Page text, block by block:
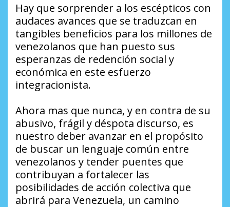
Hay que sorprender a los escépticos con
audaces avances que se traduzcan en
tangibles beneficios para los millones de
venezolanos que han puesto sus
esperanzas de redención social y
económica en este esfuerzo
integracionista.
Ahora mas que nunca, y en contra de su
abusivo, frágil y déspota discurso, es
nuestro deber avanzar en el propósito
de buscar un lenguaje común entre
venezolanos y tender puentes que
contribuyan a fortalecer las
posibilidades de acción colectiva que
abrirá para Venezuela, un camino